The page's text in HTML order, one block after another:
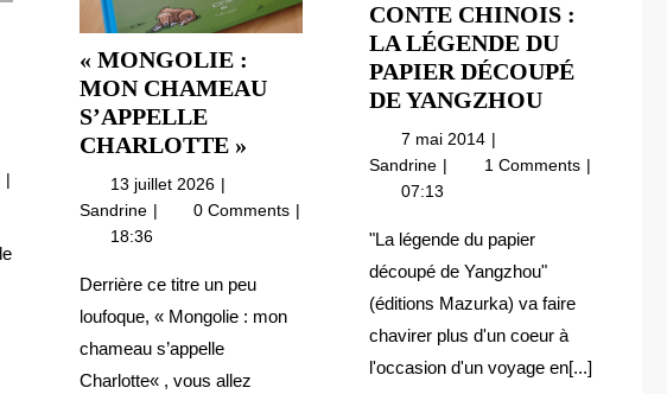
« MONGOLIE :
MON CHAMEAU
S’APPELLE
CHARLOTTE »« MONGOLIE
MON
CHAMEAU
CHARLOTTE »
13 juillet 2026 13
juillet
Sandrine « Mongolie
:
chameau
s’appelle
Charlotte »
0 Comments
18:36
Derrière ce titre un peu
loufoque, « Mongolie : mon
chameau s’appelle
Charlotte« , vous allez
CONTE CHINOIS :
LA LÉGENDE DU
PAPIER DÉCOUPÉ
DE YANGZHOUCONTE
:
PAPIER
DÉCOUPÉ
DE
YANGZHOU
7 mai 2014 7
mai
Sandrine Conte
chinois
La
légende
papier
découpé
de
1 Comments
07:13
"La légende du papier
découpé de Yangzhou"
(éditions Mazurka) va faire
chavirer plus d'un coeur à
l'occasion d'un voyage en[...]